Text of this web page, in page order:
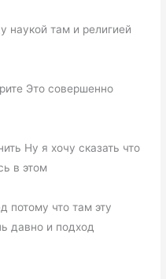
наукой там и религией
Это совершенно
Ну я хочу сказать что
в этом
потому что там эту
давно и подход